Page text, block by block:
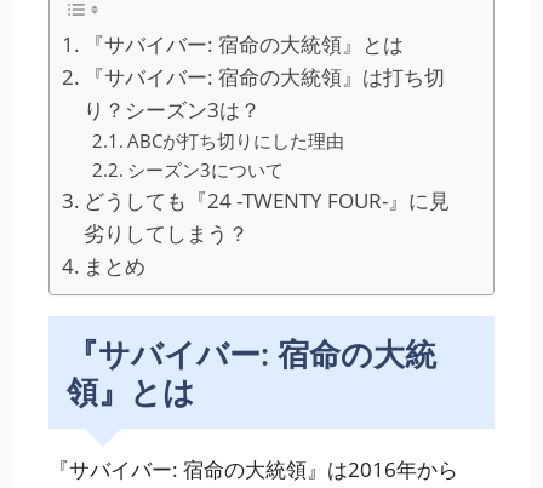
『サバイバー: 宿命の大統領』とは
『サバイバー: 宿命の大統領』は打ち切
り？シーズン3は？
ABCが打ち切りにした理由
シーズン3について
どうしても『24 -TWENTY FOUR-』に見
劣りしてしまう？
まとめ
『サバイバー: 宿命の大統
領』とは
『サバイバー: 宿命の大統領』は2016年から